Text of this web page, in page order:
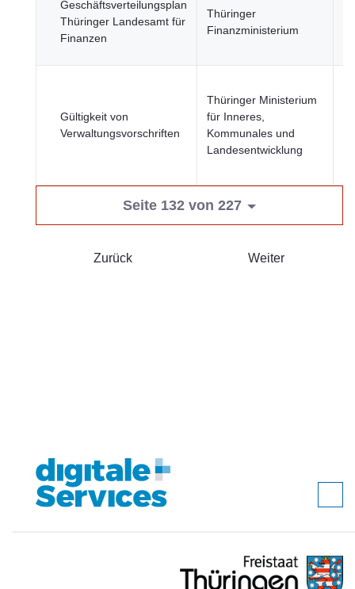
Geschäftsverteilungsplan
Thüringer Landesamt für
Finanzen
Thüringer
Finanzministerium
Gültigkeit von
Verwaltungsvorschriften
Thüringer Ministerium
für Inneres,
Kommunales und
Landesentwicklung
Seite 132 von 227
Zurück Weiter